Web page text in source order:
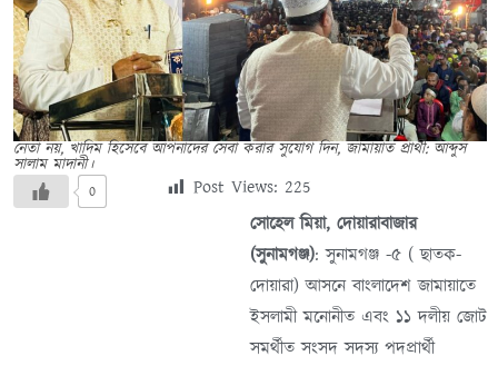
নেতা নয়, খাদিম হিসেবে আপনাদের সেবা করার সুযোগ দিন, জামায়াত প্রার্থী: আব্দুস
সালাম মাদানী।
0 Post Views: 225
সোহেল মিয়া, দোয়ারাবাজার
(সুনামগঞ্জ): সুনামগঞ্জ -৫ ( ছাতক-
দোয়ারা) আসনে বাংলাদেশ জামায়াতে
ইসলামী মনোনীত এবং ১১ দলীয় জোট
সমর্থীত সংসদ সদস্য পদপ্রার্থী